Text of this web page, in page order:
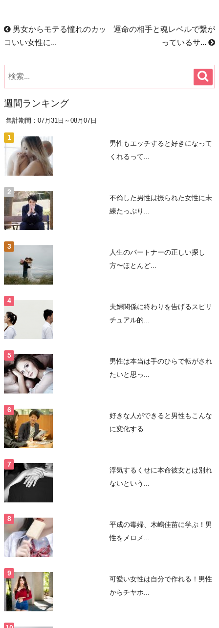
男女からモテる憧れのカッ
コいい女性に...
運命の相手と魂レベルで繋が
っているサ...
週間ランキング
集計期間：07月31日～08月07日
男性もエッチすると好きになって
くれるって...
不倫した男性は振られた女性に未
練たっぷり...
人生のパートナーの正しい探し
方〜ほとんど...
夫婦関係に終わりを告げるスピリ
チュアル的...
男性は本当は手のひらで転がされ
たいと思っ...
好きな人ができると男性もこんな
に変化する...
浮気するくせに本命彼女とは別れ
ないという...
平成の毒婦、木嶋佳苗に学ぶ！男
性をメロメ...
可愛い女性は自分で作れる！男性
からチヤホ...